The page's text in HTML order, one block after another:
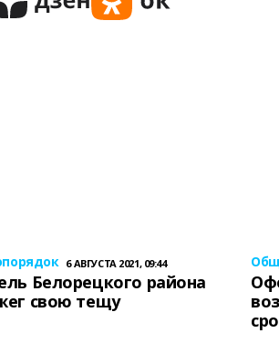
6 АВГУСТА 2021, 09:44
Белорецкого района
свою тещу